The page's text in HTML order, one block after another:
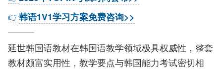
👉韩语1V1学习方案免费咨询>>
延世韩国语教材在韩国语教学领域极具权威性，整套
教材颇富实用性，教学要点与韩国能力考试密切相